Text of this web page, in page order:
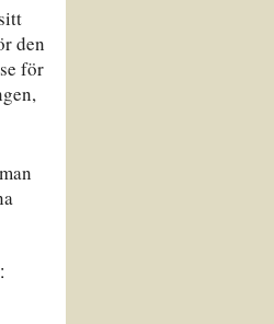
den
för